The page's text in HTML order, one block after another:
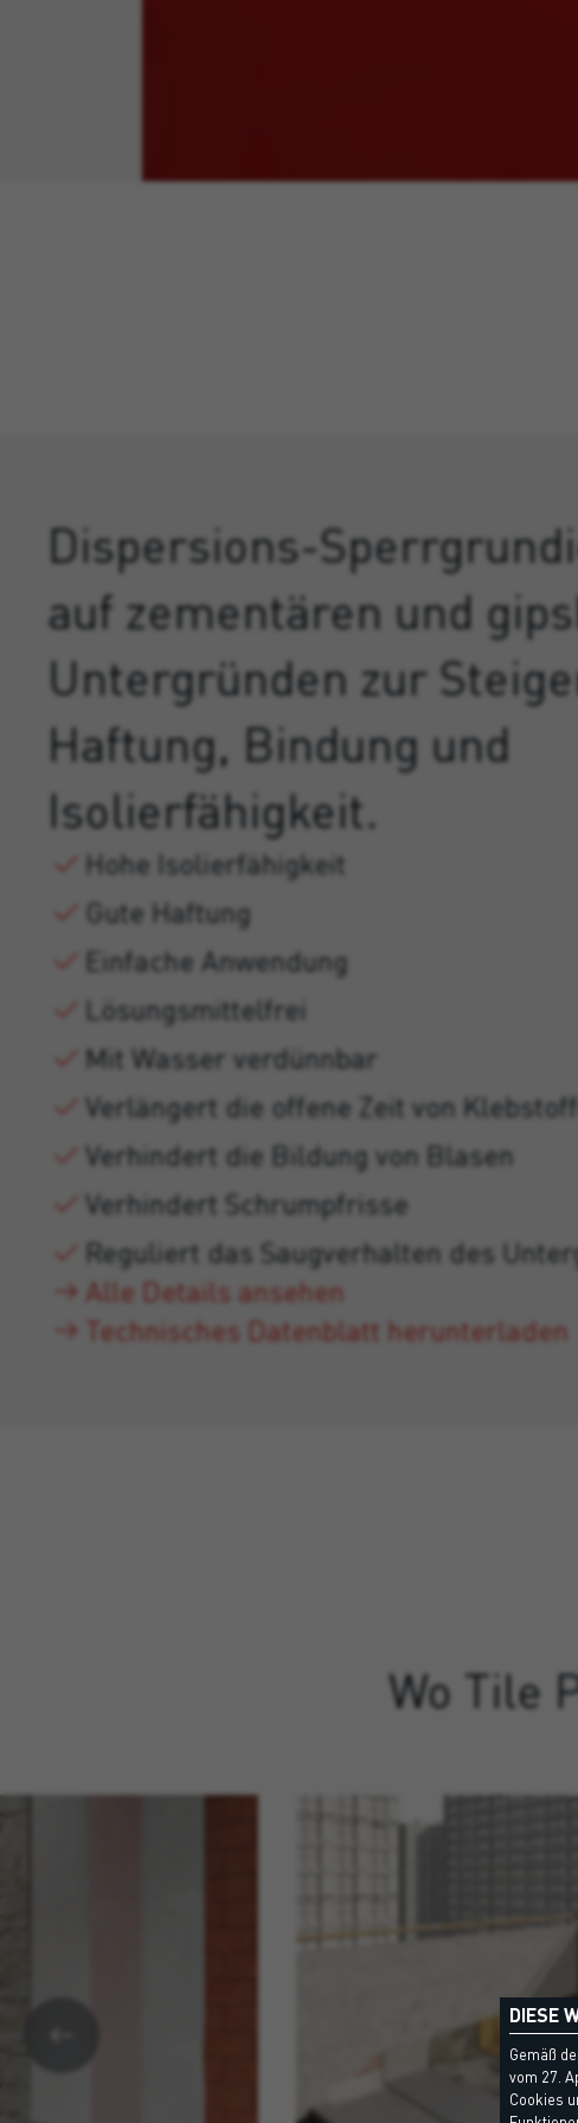
Dispersions-
auf zementären und
Untergründen zur
Haftung, Bindung und
Isolierfähigkeit.
Hohe Isolierfähigkeit
Gute Haftung
Einfache Anwendung
Lösungsmittelfrei
Mit Wasser verdünnbar
Verlängert die offene Zeit von
Verhindert die Bildung von Blasen
Verhindert Schrumpfrisse
Reguliert das Saugverhalten des
Alle Details ansehen
Technisches Datenblatt herunterladen
Wo Tile
DIESE
Gemäß
vom 27.
Cookies